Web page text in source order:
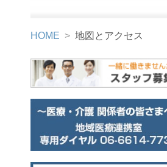
HOME 地図とアクセス